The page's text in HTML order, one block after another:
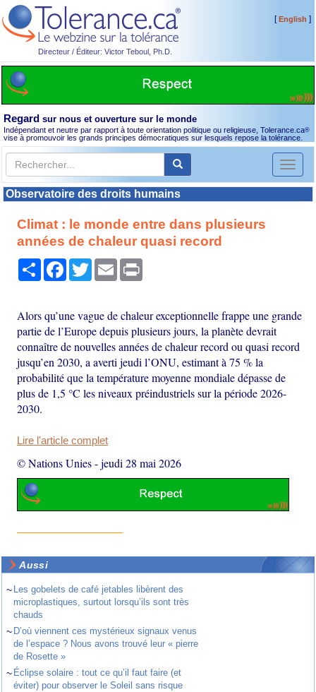
Directeur / Éditeur: Victor Teboul, Ph.D.
[English ]
Regard sur nous et ouverture sur le monde
Indépendant et neutre par rapport à toute orientation politique ou religieuse, Tolerance.ca®
vise à promouvoir les grands principes démocratiques sur lesquels repose la tolérance.
Toggle
Observatoire des droits humains
Climat : le monde entre dans plusieurs
années de chaleur quasi record
PartagerFacebook
TwitterEmail
Alors qu’une vague de chaleur exceptionnelle frappe une grande
partie de l’Europe depuis plusieurs jours, la planète devrait
connaître de nouvelles années de chaleur record ou quasi record
jusqu’en 2030, a averti jeudi l’ONU, estimant à 75 % la
probabilité que la température moyenne mondiale dépasse de
plus de 1,5 °C les niveaux préindustriels sur la période 2026-
2030.
Lire l'article complet
© Nations Unies-jeudi 28 mai 2026
Aussi
~ Les gobelets de café jetables libèrent des
microplastiques, surtout lorsqu’ils sont très
chauds
~ D’où viennent ces mystérieux signaux venus
de l’espace ? Nous avons trouvé leur « pierre
de Rosette »
~ Éclipse solaire : tout ce qu’il faut faire (et
éviter) pour observer le Soleil sans risque